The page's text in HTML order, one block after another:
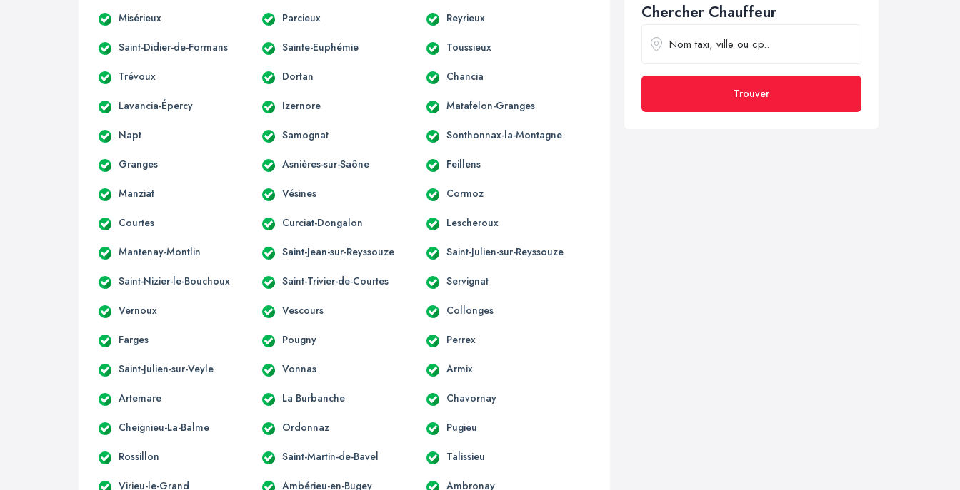
Misérieux Parcieux Reyrieux
Saint-Didier-de-Formans Sainte-Euphémie Toussieux
Trévoux Dortan Chancia
Lavancia-Épercy Izernore Matafelon-Granges
Napt Samognat Sonthonnax-la-Montagne
Granges Asnières-sur-Saône Feillens
Manziat Vésines Cormoz
Courtes Curciat-Dongalon Lescheroux
Mantenay-Montlin Saint-Jean-sur-Reyssouze Saint-Julien-sur-Reyssouze
Saint-Nizier-le-Bouchoux Saint-Trivier-de-Courtes Servignat
Vernoux Vescours Collonges
Farges Pougny Perrex
Saint-Julien-sur-Veyle Vonnas Armix
Artemare La Burbanche Chavornay
Cheignieu-La-Balme Ordonnaz Pugieu
Rossillon Saint-Martin-de-Bavel Talissieu
Virieu-le-Grand Ambérieu-en-Bugey Ambronay
Chercher Chauffeur
Trouver